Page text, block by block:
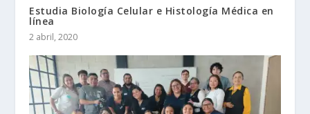
Estudia Biología Celular e Histología Médica en
línea
2 abril, 2020